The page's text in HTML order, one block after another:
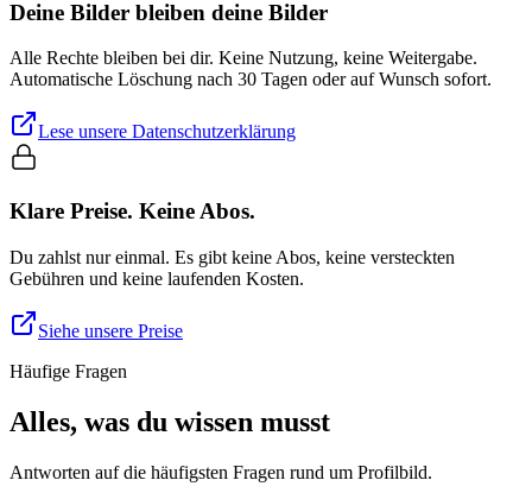
Deine Bilder bleiben deine Bilder
Alle Rechte bleiben bei dir. Keine Nutzung, keine Weitergabe.
Automatische Löschung nach 30 Tagen oder auf Wunsch sofort.
Lese unsere Datenschutzerklärung
Klare Preise. Keine Abos.
Du zahlst nur einmal. Es gibt keine Abos, keine versteckten
Gebühren und keine laufenden Kosten.
Siehe unsere Preise
Häufige Fragen
Alles, was du wissen musst
Antworten auf die häufigsten Fragen rund um Profilbild.